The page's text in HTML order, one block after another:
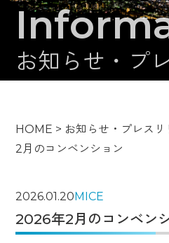
お知らせ・プ
HOME > お知らせ・プレスリ
2月のコンベンション
2026.01.20MICE
2026年2月のコンベン